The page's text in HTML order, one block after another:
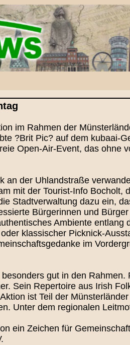
im Rahmen der
?Brit Pic? auf dem kubaai-
Open-Air-Event, das ohne
an der Uhlandstraße
mit der Tourist-Info Bocholt,
Stadtverwaltung dazu ein,
Bürgerinnen und
Ambiente entlang
klassischer Picknick-
im
gut in den Rahmen.
Sein Repertoire aus Irish
ist Teil der Münsterländer
Unter dem regionalen
ein Zeichen für